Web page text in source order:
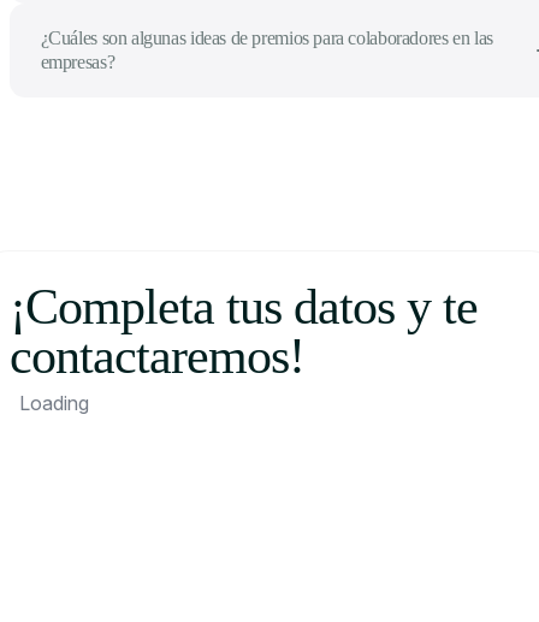
¿Cuáles son algunas ideas de premios para colaboradores en las
empresas?
¡Completa tus datos y te
contactaremos!